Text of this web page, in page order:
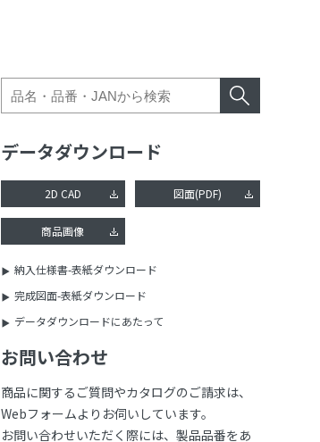
データダウンロード
2D CAD 図面(PDF)
商品画像
納入仕様書-表紙ダウンロード
完成図面-表紙ダウンロード
データダウンロードにあたって
お問い合わせ
商品に関するご質問やカタログのご請求は、
Webフォームよりお伺いしています。
お問い合わせいただく際には、製品品番をあ